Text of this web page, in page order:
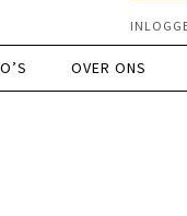
OVER ONS